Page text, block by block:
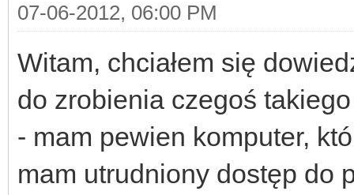
07-06-2012, 06:00 PM
Witam, chciałem się
do zrobienia czegoś
- mam pewien komputer,
mam utrudniony dostęp do